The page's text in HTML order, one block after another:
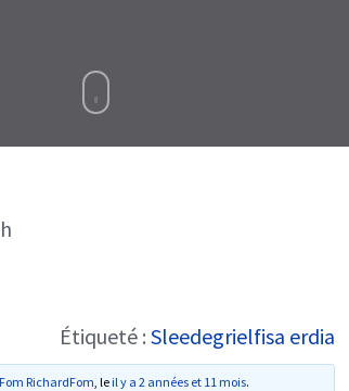
Étiqueté : Sleedegrielfisa erdia
RichardFom, le il y a 2 années et 11 mois.